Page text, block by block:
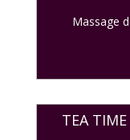
Massage
TEA TIME